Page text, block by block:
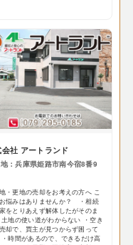
社 アートランド
：兵庫県姫路市南今宿8番9
・更地の売却をお考えの方へ こ
悩みはありませんか？ ・相続
をとりあえず解体したがそのま
地の使い道がわからない ・空き
却で、買主が見つからず困って
時間があるので、できるだけ高